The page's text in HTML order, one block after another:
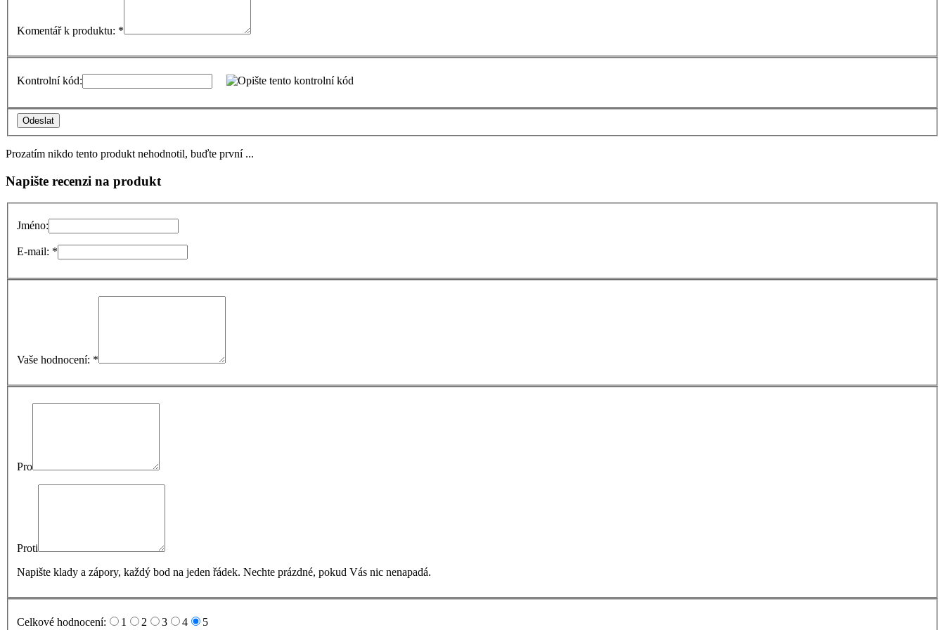
Komentář k produktu: *
Kontrolní kód:
Odeslat
Prozatím nikdo tento produkt nehodnotil, buďte první ...
Napište recenzi na produkt
Jméno:
E-mail: *
Vaše hodnocení: *
Pro
Proti
Napište klady a zápory, každý bod na jeden řádek. Nechte prázdné, pokud Vás nic nenapadá.
Celkové hodnocení: 1 2 3 4 5